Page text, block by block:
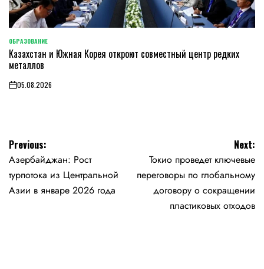
POSTED
IN
ОБРАЗОВАНИЕ
Казахстан и Южная Корея откроют совместный центр редких
металлов
on05.08.2026
Навигация
по
записям
Previous:
Азербайджан: Рост
турпотока из Центральной
Азии в январе 2026 года
Next:
Токио проведет ключевые
переговоры по глобальному
договору о сокращении
пластиковых отходов